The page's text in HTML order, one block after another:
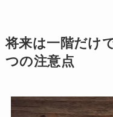
将来は一階だけ
つの注意点